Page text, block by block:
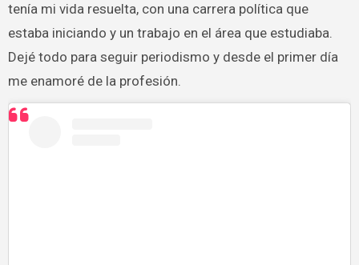
tenía mi vida resuelta, con una carrera política que
estaba iniciando y un trabajo en el área que estudiaba.
Dejé todo para seguir periodismo y desde el primer día
me enamoré de la profesión.